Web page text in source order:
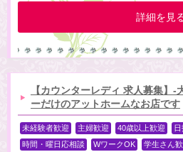
詳細を見
【カウンターレディ 求人募集】-
ーだけのアットホームなお店です
未経験者歓迎 主婦歓迎 40歳以上歓迎
時間・曜日応相談
WワークOK 学生さん